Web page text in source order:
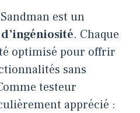
est un
. Chaque
optimisé pour offrir
sans
testeur
apprécié :